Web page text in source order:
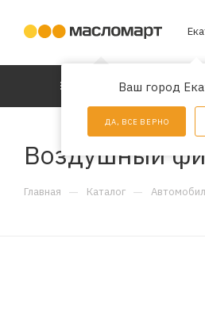
Ваш город
ДА, ВСЕ ВЕРНО
КАТАЛОГ
Воздушный
Главная — Каталог —